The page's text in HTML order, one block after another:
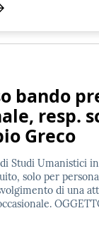
bando
resp.
Greco
Studi Umanistici
solo per
di una